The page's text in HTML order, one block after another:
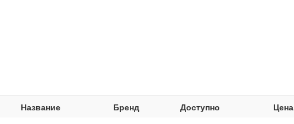
Название Бренд Доступно Цена